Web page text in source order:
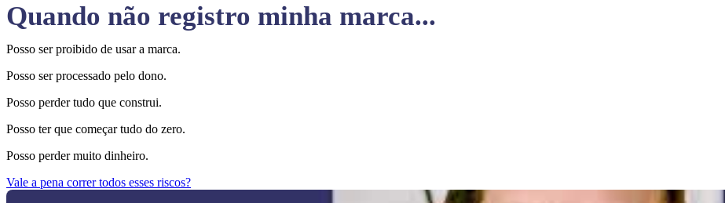
Quando não registro minha marca...
Posso ser proibido de usar a marca.
Posso ser processado pelo dono.
Posso perder tudo que construi.
Posso ter que começar tudo do zero.
Posso perder muito dinheiro.
Vale a pena correr todos esses riscos?